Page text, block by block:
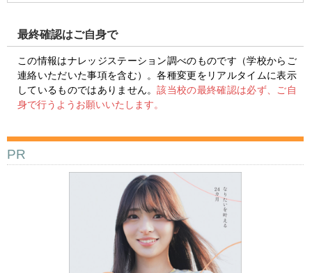
最終確認はご自身で
この情報はナレッジステーション調べのものです（学校からご
連絡いただいた事項を含む）。各種変更をリアルタイムに表示
しているものではありません。該当校の最終確認は必ず、ご自
身で行うようお願いいたします。
PR